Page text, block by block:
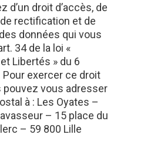
d’un droit d’accès, de
rectification et de
données qui vous
34 de la loi «
Libertés » du 6
Pour exercer ce droit
pouvez vous adresser
à : Les Oyates –
– 15 place du
– 59 800 Lille